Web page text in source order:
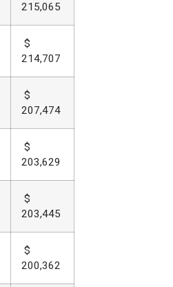
215,065
$
214,707
$
207,474
$
203,629
$
203,445
$
200,362